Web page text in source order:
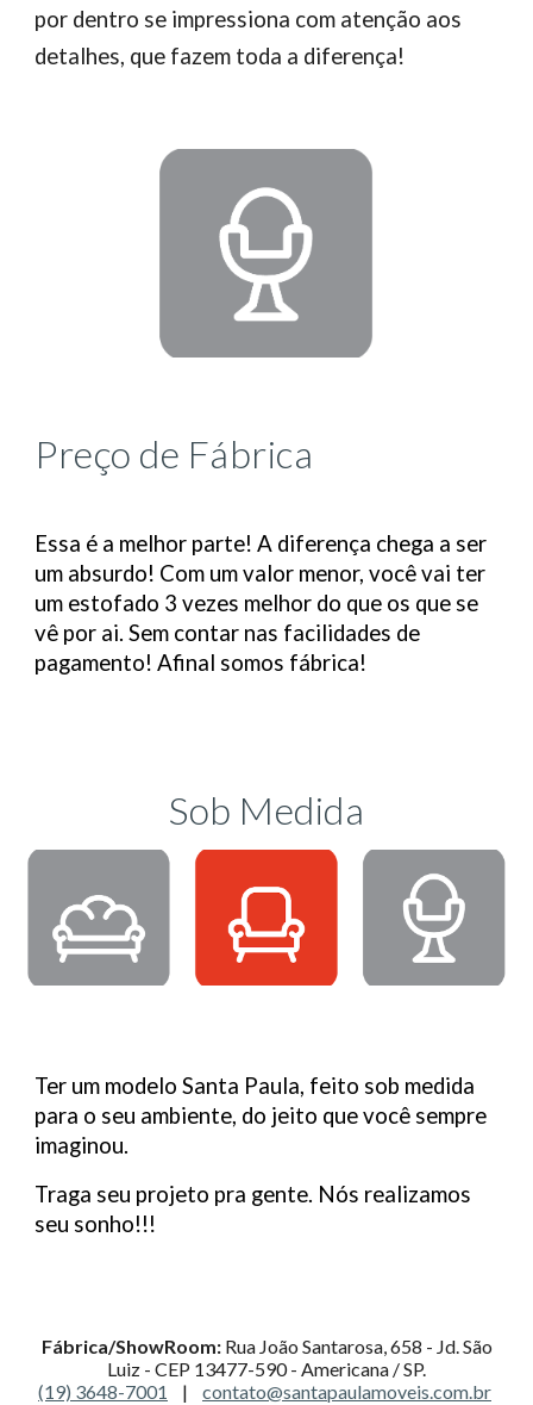
por dentro se impressiona com atenção aos
detalhes, que fazem toda a diferença!
Preço de Fábrica
Essa é a melhor parte! A diferença chega a ser
um absurdo! Com um valor menor, você vai ter
um estofado 3 vezes melhor do que os que se
vê por ai. Sem contar nas facilidades de
pagamento! Afinal somos fábrica!
Sob Medida
Ter um modelo Santa Paula, feito sob medida
para o seu ambiente, do jeito que você sempre
imaginou.
Traga seu projeto pra gente. Nós realizamos
seu sonho!!!
Fábrica/ShowRoom:Rua João Santarosa, 658 - Jd. São
Luiz - CEP 13477-590 - Americana / SP.
(19) 3648-7001
| contato@santapaulamoveis.com.br